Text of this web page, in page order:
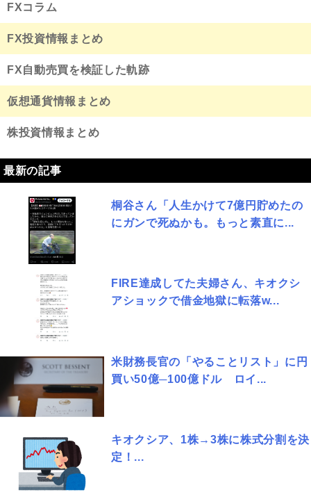
FXコラム
FX投資情報まとめ
FX自動売買を検証した軌跡
仮想通貨情報まとめ
株投資情報まとめ
最新の記事
桐谷さん「人生かけて7億円貯めたの
にガンで死ぬかも。もっと素直に...
FIRE達成してた夫婦さん、キオクシ
アショックで借金地獄に転落w...
米財務長官の「やることリスト」に円
買い50億─100億ドル ロイ...
キオクシア、1株→3株に株式分割を決
定！...